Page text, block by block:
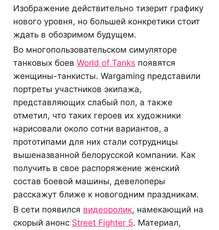
Изображение действительно тизерит графику
нового уровня, но большей конкретики стоит
ждать в обозримом будущем.
Во многопользовательском симуляторе
танковых боев World of Tanks появятся
женщины-танкисты. Wargaming представили
портреты участников экипажа,
представляющих слабый пол, а также
отметил, что таких героев их художники
нарисовали около сотни вариантов, а
прототипами для них стали сотрудницы
вышеназванной белорусской компании. Как
получить в свое распоряжение женский
состав боевой машины, девелоперы
расскажут ближе к новогодним праздникам.
В сети появился видеоролик, намекающий на
скорый анонс Street Fighter 5. Материал,